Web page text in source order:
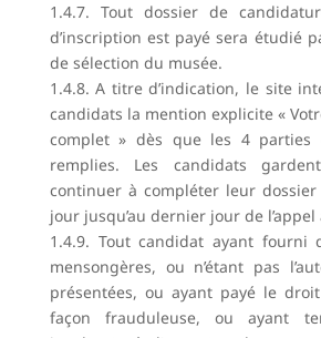
1.4.7. Tout dossier de
d’inscription est payé sera étudié
de sélection du musée.
1.4.8. A titre d’indication, le site
candidats la mention explicite «
complet » dès que les 4 parties
remplies. Les candidats
continuer à compléter leur
jour jusqu’au dernier jour de
1.4.9. Tout candidat ayant fourni
mensongères, ou n’étant pas
présentées, ou ayant payé le
façon frauduleuse, ou ayant